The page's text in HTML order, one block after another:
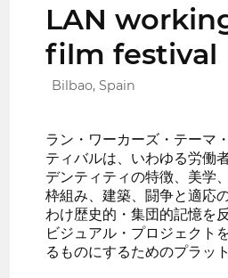
LAN
film festival
Bilbao, Spain
ラン・ワーカーズ・テーマ
ティバルは、いわゆる労働
デンティティの特徴、美学
枠組み、建築、闘争と適応
わけ歴史的・集団的記憶を
ビジュアル・プロジェクト
るものにするためのプラッ